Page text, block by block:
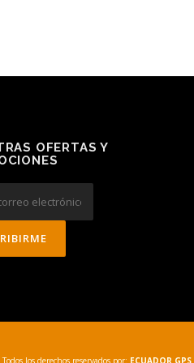
OFERTAS Y
los derechos reservados por: ECUADOR GPS